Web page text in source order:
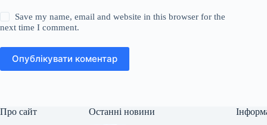
Save my name, email and website in this browser for the
next time I comment.
Опублікувати коментар
Про сайт Останні новини